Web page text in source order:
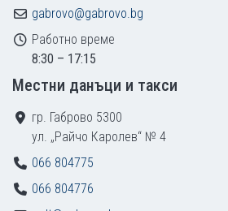
gabrovo@gabrovo.bg
Работно време
8:30 – 17:15
Местни данъци и такси
гр. Габрово 5300
ул. „Райчо Каролев“ № 4
066 804775
066 804776